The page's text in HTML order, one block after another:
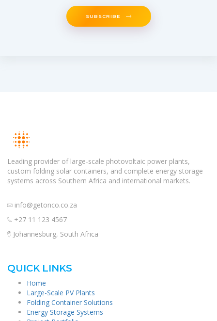
SUBSCRIBE
Leading provider of large-scale photovoltaic power plants,
custom folding solar containers, and complete energy storage
systems across Southern Africa and international markets.
info@getonco.co.za
+27 11 123 4567
Johannesburg, South Africa
QUICK LINKS
Home
Large-Scale PV Plants
Folding Container Solutions
Energy Storage Systems